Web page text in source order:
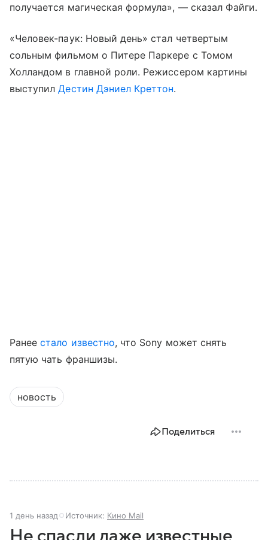
получается магическая формула», — сказал Файги.
«Человек-паук: Новый день» стал четвертым
сольным фильмом о Питере Паркере с Томом
Холландом в главной роли. Режиссером картины
выступилДестин Дэниел Креттон.
Ранеестало известно, что Sony может снять
пятую чать франшизы.
новость
Поделиться
1 день назад Источник: Кино Mail